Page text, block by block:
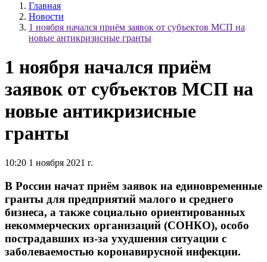
Главная
Новости
1 ноября начался приём заявок от субъектов МСП на
новые антикризисные гранты
1 ноября начался приём
заявок от субъектов МСП на
новые антикризисные
гранты
10:20 1 ноября 2021 г.
В России начат приём заявок на единовременные
гранты для предприятий малого и среднего
бизнеса, а также социально ориентированных
некоммерческих организаций (СОНКО), особо
пострадавших из-за ухудшения ситуации с
заболеваемостью коронавирусной инфекции.